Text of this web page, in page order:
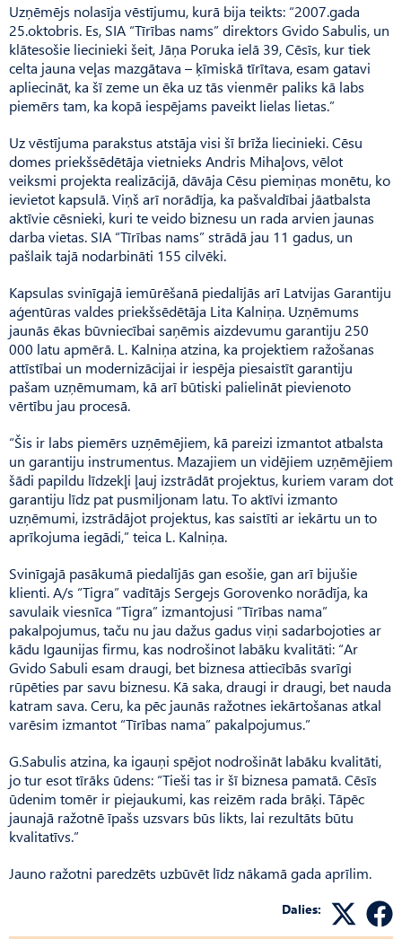
Uzņēmējs nolasīja vēstījumu, kurā bija teikts: “2007.gada
25.oktobris. Es, SIA “Tīrības nams” direktors Gvido Sabulis, un
klātesošie liecinieki šeit, Jāņa Poruka ielā 39, Cēsīs, kur tiek
celta jauna veļas mazgātava – ķīmiskā tīrītava, esam gatavi
apliecināt, ka šī zeme un ēka uz tās vienmēr paliks kā labs
piemērs tam, ka kopā iespējams paveikt lielas lietas.”
Uz vēstījuma parakstus atstāja visi šī brīža liecinieki. Cēsu
domes priekšsēdētāja vietnieks Andris Mihaļovs, vēlot
veiksmi projekta realizācijā, dāvāja Cēsu piemiņas monētu, ko
ievietot kapsulā. Viņš arī norādīja, ka pašvaldībai jāatbalsta
aktīvie cēsnieki, kuri te veido biznesu un rada arvien jaunas
darba vietas. SIA “Tīrības nams” strādā jau 11 gadus, un
pašlaik tajā nodarbināti 155 cilvēki.
Kapsulas svinīgajā iemūrēšanā piedalījās arī Latvijas Garantiju
aģentūras valdes priekšsēdētāja Lita Kalniņa. Uzņēmums
jaunās ēkas būvniecībai saņēmis aizdevumu garantiju 250
000 latu apmērā. L. Kalniņa atzina, ka projektiem ražošanas
attīstībai un modernizācijai ir iespēja piesaistīt garantiju
pašam uzņēmumam, kā arī būtiski palielināt pievienoto
vērtību jau procesā.
“Šis ir labs piemērs uzņēmējiem, kā pareizi izmantot atbalsta
un garantiju instrumentus. Mazajiem un vidējiem uzņēmējiem
šādi papildu līdzekļi ļauj izstrādāt projektus, kuriem varam dot
garantiju līdz pat pusmiljonam latu. To aktīvi izmanto
uzņēmumi, izstrādājot projektus, kas saistīti ar iekārtu un to
aprīkojuma iegādi,” teica L. Kalniņa.
Svinīgajā pasākumā piedalījās gan esošie, gan arī bijušie
klienti. A/s “Tigra” vadītājs Sergejs Gorovenko norādīja, ka
savulaik viesnīca “Tigra” izmantojusi “Tīrības nama”
pakalpojumus, taču nu jau dažus gadus viņi sadarbojoties ar
kādu Igaunijas firmu, kas nodrošinot labāku kvalitāti: “Ar
Gvido Sabuli esam draugi, bet biznesa attiecībās svarīgi
rūpēties par savu biznesu. Kā saka, draugi ir draugi, bet nauda
katram sava. Ceru, ka pēc jaunās ražotnes iekārtošanas atkal
varēsim izmantot “Tīrības nama” pakalpojumus.”
G.Sabulis atzina, ka igauņi spējot nodrošināt labāku kvalitāti,
jo tur esot tīrāks ūdens: “Tieši tas ir šī biznesa pamatā. Cēsīs
ūdenim tomēr ir piejaukumi, kas reizēm rada brāķi. Tāpēc
jaunajā ražotnē īpašs uzsvars būs likts, lai rezultāts būtu
kvalitatīvs.”
Jauno ražotni paredzēts uzbūvēt līdz nākamā gada aprīlim.
Dalies: